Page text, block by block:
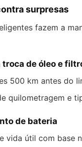
surpresas
fazem a
de óleo e
500 km antes do
quilometragem e
de bateria
vida útil com base